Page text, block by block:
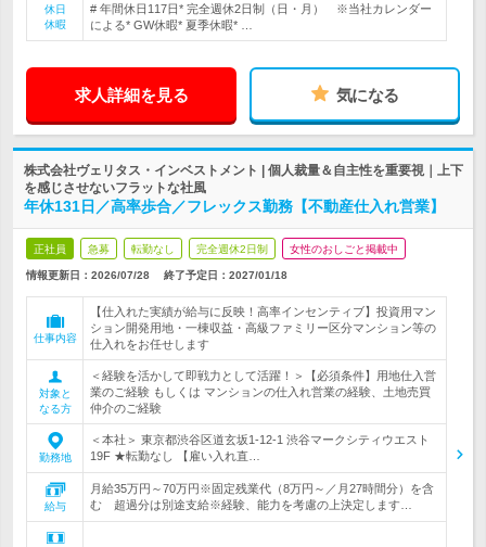
休日
休暇
# 年間休日117日* 完全週休2日制（日・月） ※当社カレンダー
による* GW休暇* 夏季休暇* …
求人詳細を見る 気になる
株式会社ヴェリタス・インベストメント | 個人裁量＆自主性を重要視｜上下
を感じさせないフラットな社風
年休131日／高率歩合／フレックス勤務【不動産仕入れ営業】
正社員 急募 転勤なし 完全週休2日制 女性のおしごと掲載中
情報更新日：2026/07/28 終了予定日： 2027/01/18
仕事内容
【仕入れた実績が給与に反映！高率インセンティブ】投資用マン
ション開発用地・一棟収益・高級ファミリー区分マンション等の
仕入れをお任せします
対象と
なる方
＜経験を活かして即戦力として活躍！＞【必須条件】用地仕入営
業のご経験 もしくは マンションの仕入れ営業の経験、土地売買
仲介のご経験
勤務地
＜本社＞ 東京都渋谷区道玄坂1-12-1 渋谷マークシティウエスト
19F ★転勤なし 【雇い入れ直…
給与
月給35万円～70万円※固定残業代（8万円～／月27時間分）を含
む 超過分は別途支給※経験、能力を考慮の上決定します…